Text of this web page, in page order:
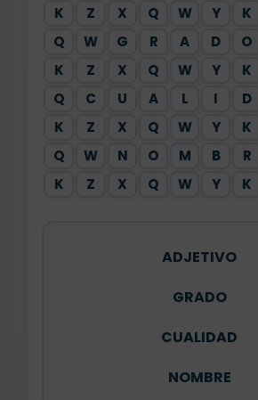
K
Z X Q W Y K
Q
W G R A D O
K
Z X Q W Y K
Q
C U A L I D
K
Z X Q W Y K
Q
W N O M B R
K
Z X Q W Y K
ADJETIVO
GRADO
CUALIDAD
NOMBRE